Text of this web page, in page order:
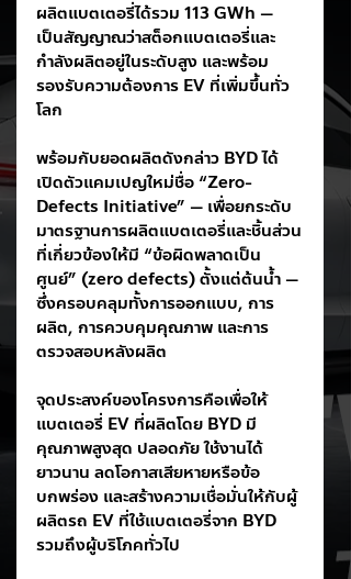
ผลิตแบตเตอรี่ได้รวม 113 GWh —
เป็นสัญญาณว่าสต็อกแบตเตอรี่และ
กำลังผลิตอยู่ในระดับสูง และพร้อม
รองรับความต้องการ EV ที่เพิ่มขึ้นทั่ว
โลก
พร้อมกับยอดผลิตดังกล่าว BYD ได้
เปิดตัวแคมเปญใหม่ชื่อ “Zero-
Defects Initiative” — เพื่อยกระดับ
มาตรฐานการผลิตแบตเตอรี่และชิ้นส่วน
ที่เกี่ยวข้องให้มี “ข้อผิดพลาดเป็น
ศูนย์” (zero defects) ตั้งแต่ต้นน้ำ —
ซึ่งครอบคลุมทั้งการออกแบบ, การ
ผลิต, การควบคุมคุณภาพ และการ
ตรวจสอบหลังผลิต
จุดประสงค์ของโครงการคือเพื่อให้
แบตเตอรี่ EV ที่ผลิตโดย BYD มี
คุณภาพสูงสุด ปลอดภัย ใช้งานได้
ยาวนาน ลดโอกาสเสียหายหรือข้อ
บกพร่อง และสร้างความเชื่อมั่นให้กับผู้
ผลิตรถ EV ที่ใช้แบตเตอรี่จาก BYD
รวมถึงผู้บริโภคทั่วไป